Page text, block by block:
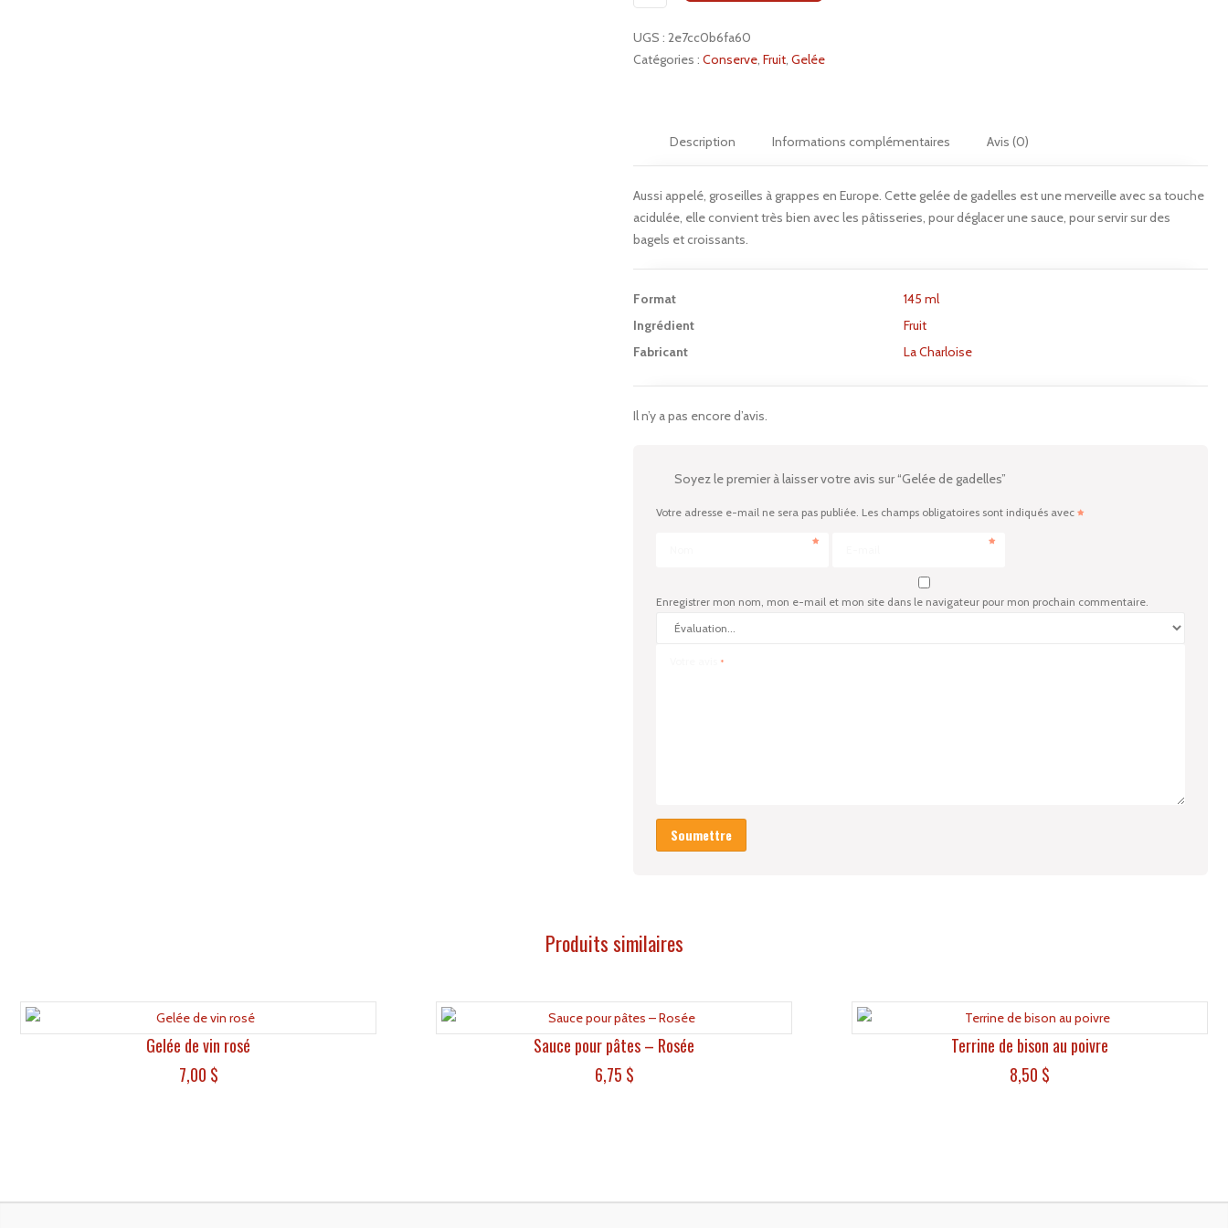
de
Gelée
de
UGS : 2e7cc0b6fa60
Catégories : Conserve, Fruit, Gelée
Description Informations complémentaires Avis (0)
Aussi appelé, groseilles à grappes en Europe. Cette gelée de gadelles est une merveille avec sa touche
acidulée, elle convient très bien avec les pâtisseries, pour déglacer une sauce, pour servir sur des
bagels et croissants.
Format
145 ml
Ingrédient
Fruit
Fabricant
La Charloise
Il n’y a pas encore d’avis.
Soyez le premier à laisser votre avis sur “Gelée de gadelles”
Votre adresse e-mail ne sera pas publiée. Les champs obligatoires sont indiqués avec
Enregistrer mon nom, mon e-mail et mon site dans le navigateur pour mon prochain commentaire.
*
Produits similaires
Gelée de vin rosé
7,00 $
Sauce pour pâtes – Rosée
6,75 $
Terrine de bison au poivre
8,50 $